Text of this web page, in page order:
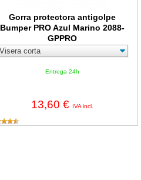
Gorra protectora antigolpe
Bumper PRO Azul Marino 2088-
GPPRO
Entrega 24h
13,60 € IVA incl.